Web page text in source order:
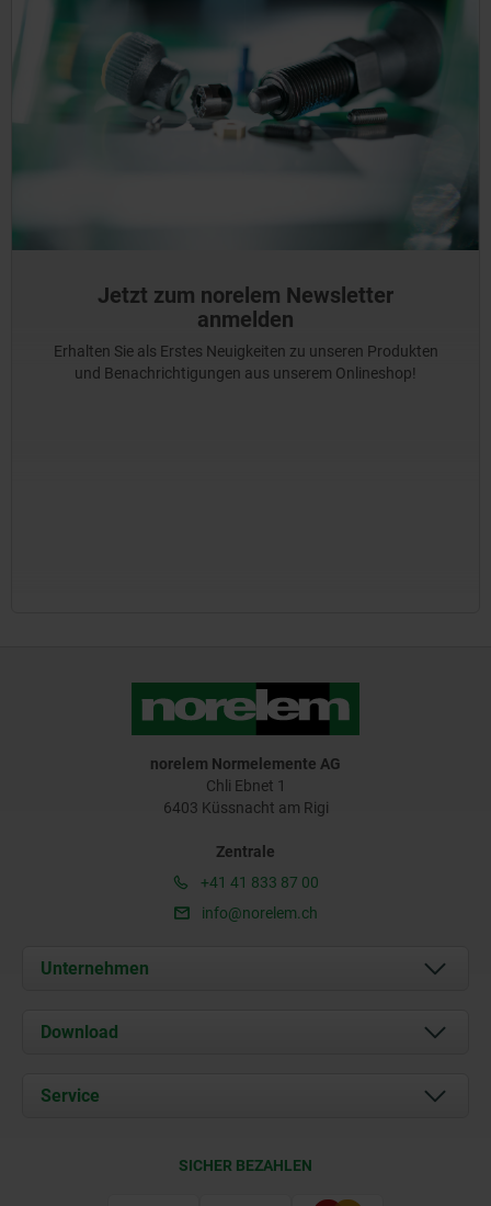
Jetzt zum norelem Newsletter
anmelden
Erhalten Sie als Erstes Neuigkeiten zu unseren Produkten
und Benachrichtigungen aus unserem Onlineshop!
norelem Normelemente AG
Chli Ebnet 1
6403 Küssnacht am Rigi
Zentrale
+41 41 833 87 00
info@norelem.ch
Unternehmen
Über uns
Kontakt
Download
Dokumente
Service
SICHER BEZAHLEN